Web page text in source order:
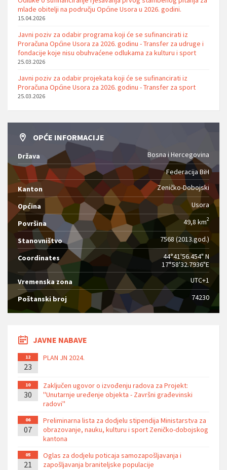
mlade obitelji na području Općine Usora u 2026. godini.
15.04.2026
Javni poziv za odabir programa koji će se sufinancirati iz
Proračuna Općine Usora za 2026. godinu - Transfer za udruge i
fondacije koje nisu obuhvaćene odlukama za kulturu i sport
25.03.2026
Javni poziv za odabir projekata koji će se sufinancirati iz
Proračuna Općine Usora za 2026. godinu - Transfer za sport
25.03.2026
OPĆE INFORMACIJE
Država
Bosna i Hercegovina
Federacija BiH
Kanton
Zeničko-Dobojski
Općina Usora
Površina 49,8 km2
Stanovništvo 7568 (2013.god.)
Coordinates
44°41'56.454" N
17°58'32.7936"E
Vremenska zona
UTC+1
Poštanski broj 74230
JAVNE NABAVE
12
23
PLAN JN 2024.
10
30
Zaključen ugovor o izvođenju radova za Projekt:
''Unutarnje uređenje objekta - Završni građevinski
radovi''
06
07
Preliminarna lista za dodjelu stipendija Ministarstva za
obrazovanje, nauku, kulturu i sport Zeničko-dobojskog
kantona
05
21
Oglas za dodjelu poticaja samozapošljavanja i
zapošljavanja braniteljske populacije